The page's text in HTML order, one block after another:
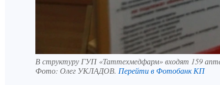
В структуру ГУП «Таттехмедфарм» входят 159
Фото: Олег УКЛАДОВ. Перейти в Фотобанк КП